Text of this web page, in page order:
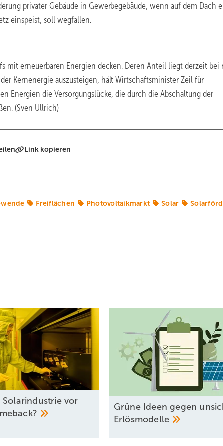
privater Gebäude in Gewerbegebäude, wenn auf dem Dach
einspeist, soll wegfallen.
mit erneuerbaren Energien decken. Deren Anteil liegt derzeit bei
Kernenergie auszusteigen, hält Wirtschaftsminister Zeil für
Energien die Versorgungslücke, die durch die Abschaltung der
(Sven Ullrich)
Link kopieren
Freiflächen Photovoltaikmarkt Solar
Solarindustrie vor
Grüne Ideen gegen
Erlösmodelle